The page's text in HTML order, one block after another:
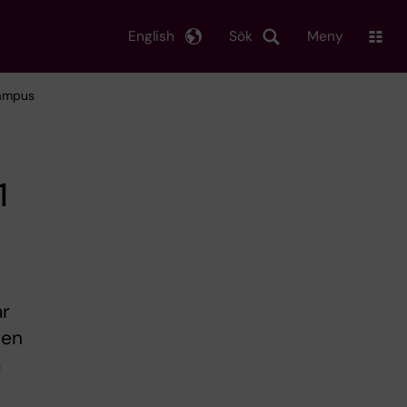
Sök
English Meny